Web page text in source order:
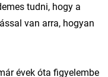
tudni, hogy a
van arra, hogyan
évek óta figyelembe